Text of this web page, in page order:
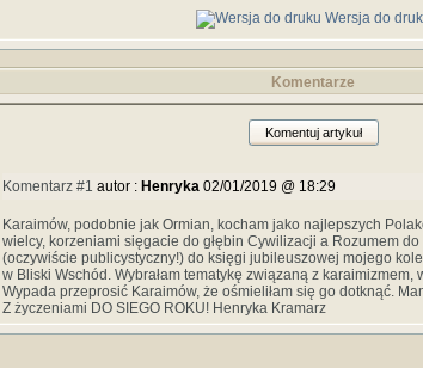
Wersja do
Komentarze
Komentuj artykuł
Komentarz #1 autor : Henryka 02/01/2019 @ 18:29
Karaimów, podobnie jak Ormian, kocham jako najlepszych
wielcy, korzeniami sięgacie do głębin Cywilizacji a Rozumem do
(oczywiście publicystyczny!) do księgi jubileuszowej mojego
w Bliski Wschód. Wybrałam tematykę związaną z karaimizmem,
Wypada przeprosić Karaimów, że ośmieliłam się go dotknąć.
Z życzeniami DO SIEGO ROKU! Henryka Kramarz